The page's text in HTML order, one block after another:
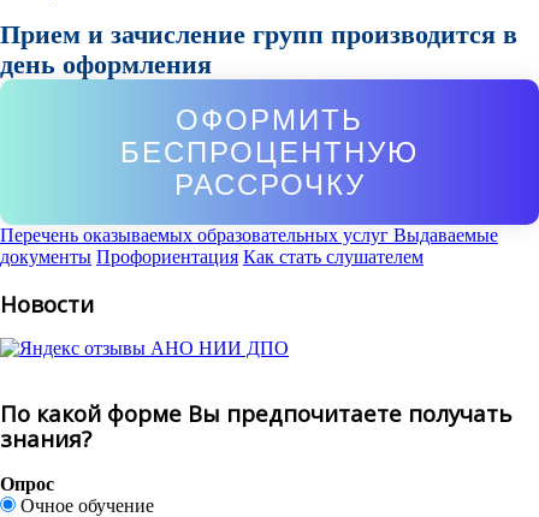
Прием и зачисление групп производится в
день оформления
ОФОРМИТЬ
БЕСПРОЦЕНТНУЮ
РАССРОЧКУ
Перечень оказываемых образовательных услуг Выдаваемые
документы Профориентация Как стать слушателем
Новости
По какой форме Вы предпочитаете получать
знания?
Опрос
Очное обучение